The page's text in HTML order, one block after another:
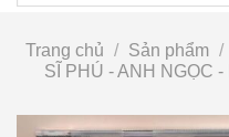
Trang chủ / Sản phẩm /
SĨ PHÚ - ANH NGỌC